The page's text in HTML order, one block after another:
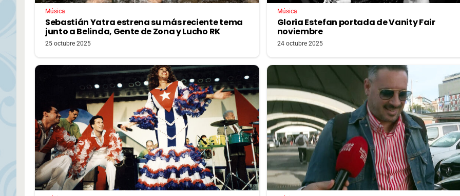
Música
Sebastián Yatra estrena su más reciente tema
junto a Belinda, Gente de Zona y Lucho RK
25 octubre 2025
Música
Gloria Estefan portada de Vanity Fair
noviembre
24 octubre 2025